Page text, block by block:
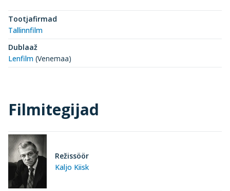
Tootjafirmad
Tallinnfilm
Dublaaž
Lenfilm (Venemaa)
Filmitegijad
Kaljo Kiisk
Režissöör